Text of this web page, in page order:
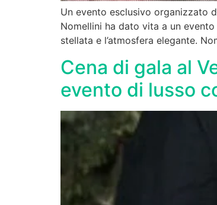
Un evento esclusivo organizzato
Nomellini ha dato vita a un
stellata e l’atmosfera elegante.
Cena di gala al
evento di lusso